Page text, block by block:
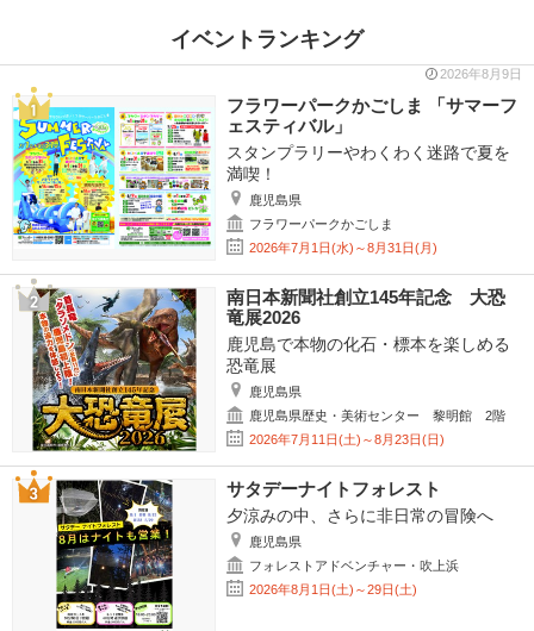
イベントランキング
2026年8月9日
フラワーパークかごしま 「サマーフ
ェスティバル」
スタンプラリーやわくわく迷路で夏を
満喫！
鹿児島県
フラワーパークかごしま
2026年7月1日(水)～8月31日(月)
南日本新聞社創立145年記念 大恐
竜展2026
鹿児島で本物の化石・標本を楽しめる
恐竜展
鹿児島県
鹿児島県歴史・美術センター 黎明館 2階
2026年7月11日(土)～8月23日(日)
サタデーナイトフォレスト
夕涼みの中、さらに非日常の冒険へ
鹿児島県
フォレストアドベンチャー・吹上浜
2026年8月1日(土)～29日(土)